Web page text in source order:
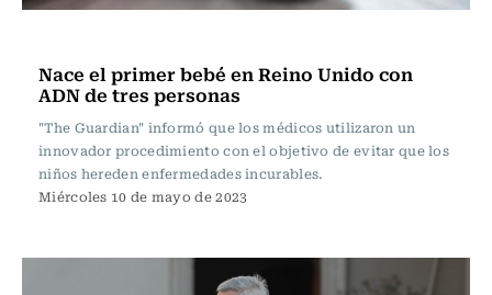
Nace el primer bebé en Reino Unido con
ADN de tres personas
"The Guardian" informó que los médicos utilizaron un
innovador procedimiento con el objetivo de evitar que los
niños hereden enfermedades incurables.
Miércoles 10 de mayo de 2023